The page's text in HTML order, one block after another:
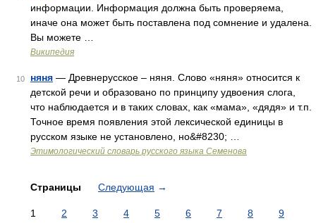
информации. Информация должна быть проверяема,
иначе она может быть поставлена под сомнение и удалена.
Вы можете …
Википедия
10 няня — Древнерусское – няня. Слово «няня» относится к
детской речи и образовано по принципу удвоения слога,
что наблюдается и в таких словах, как «мама», «дядя» и т.п.
Точное время появления этой лексической единицы в
русском языке не установлено, но&#8230; …
Этимологический словарь русского языка Семенова
Страницы Следующая →
1 2 3 4 5 6 7 8
9